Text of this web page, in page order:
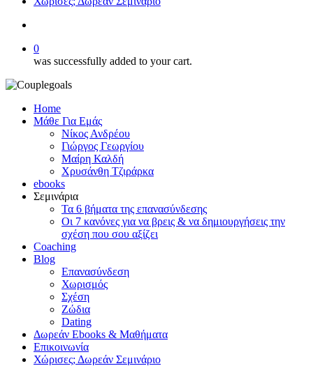
0
was successfully added to your cart.
Home
Μάθε Για Εμάς
Νίκος Ανδρέου
Γιώργος Γεωργίου
Μαίρη Καλδή
Χρυσάνθη Τζιράρκα
ebooks
Σεμινάρια
Τα 6 βήματα της επανασύνδεσης
Οι 7 κανόνες για να βρεις & να δημιουργήσεις την
σχέση που σου αξίζει
Coaching
Blog
Επανασύνδεση
Χωρισμός
Σχέση
Ζώδια
Dating
Δωρεάν Ebooks & Μαθήματα
Επικοινωνία
Χώρισες; Δωρεάν Σεμινάριο